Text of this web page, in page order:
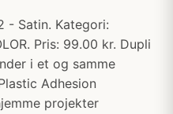
- Satin. Kategori:
Pris: 99.00 kr. Dupli
i et og samme
Adhesion
projekter